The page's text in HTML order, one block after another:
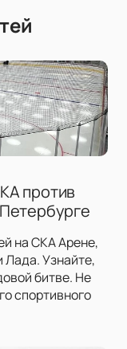
против
на СКА Арене,
Лада. Узнайте,
битве. Не
спортивного